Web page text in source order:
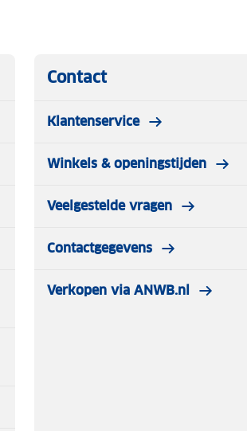
Contact
Klantenservice
Winkels & openingstijden
Veelgestelde vragen
Contactgegevens
Verkopen via ANWB.nl